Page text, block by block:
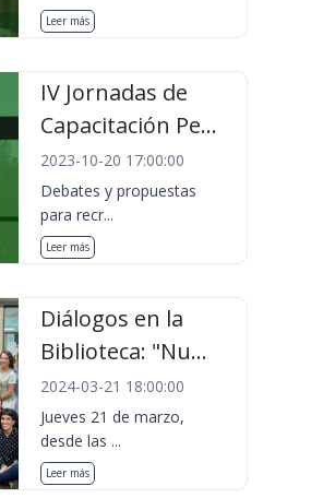
Leer más
IV Jornadas de
Capacitación Pe...
2023-10-20 17:00:00
Debates y propuestas
para recr...
Leer más
Diálogos en la
Biblioteca: "Nu...
2024-03-21 18:00:00
Jueves 21 de marzo,
desde las ...
Leer más